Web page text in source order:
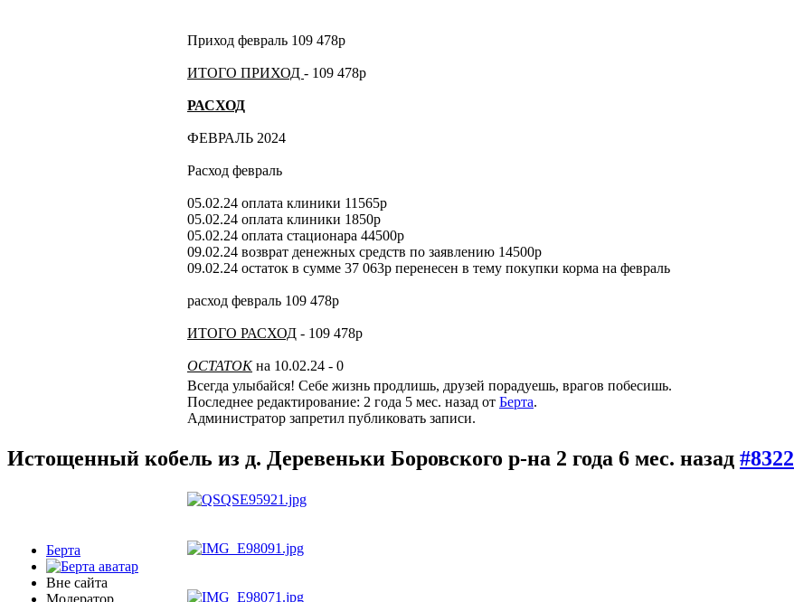
Приход февраль 109 478р
ИТОГО ПРИХОД - 109 478р
РАСХОД
ФЕВРАЛЬ 2024
Расход февраль
05.02.24 оплата клиники 11565р
05.02.24 оплата клиники 1850р
05.02.24 оплата стационара 44500р
09.02.24 возврат денежных средств по заявлению 14500р
09.02.24 остаток в сумме 37 063р перенесен в тему покупки корма на февраль
расход февраль 109 478р
ИТОГО РАСХОД - 109 478р
ОСТАТОКна 10.02.24 - 0
Всегда улыбайся! Себе жизнь продлишь, друзей порадуешь, врагов побесишь.
Последнее редактирование: 2 года 5 мес. назад от Берта.
Администратор запретил публиковать записи.
Истощенный кобель из д. Деревеньки Боровского р-на 2 года 6 мес. назад #8322
Берта
Вне сайта